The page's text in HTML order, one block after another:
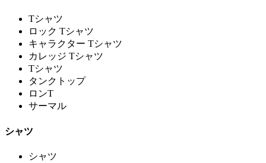
Tシャツ
ロック Tシャツ
キャラクター Tシャツ
カレッジ Tシャツ
Tシャツ
タンクトップ
ロンT
サーマル
シャツ
シャツ